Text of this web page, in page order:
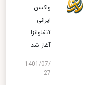
واکسن
ایرانی
آنفلوانزا
آغاز شد
1401/07/
27